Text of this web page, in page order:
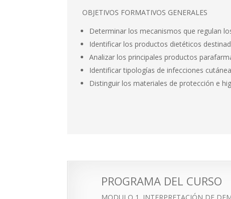
OBJETIVOS FORMATIVOS GENERALES
Determinar los mecanismos que regulan
Identificar los productos dietéticos
Analizar los principales productos
Identificar tipologías de infecciones
Distinguir los materiales de protección e
PROGRAMA DEL CURSO